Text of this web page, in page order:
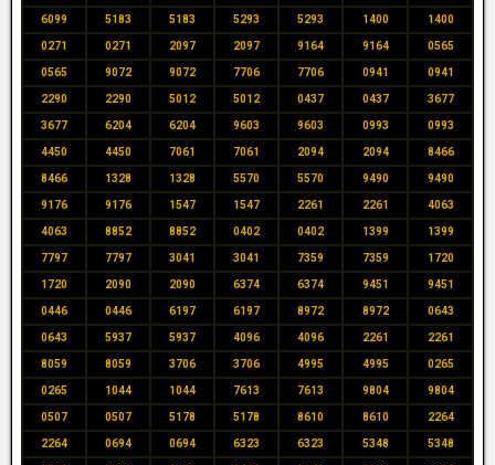
6099 5183 5183 5293 5293 1400 1400
0271 0271 2097 2097 9164 9164 0565
0565 9072 9072 7706 7706 0941 0941
2290 2290 5012 5012 0437 0437 3677
3677 6204 6204 9603 9603 0993 0993
4450 4450 7061 7061 2094 2094 8466
8466 1328 1328 5570 5570 9490 9490
9176 9176 1547 1547 2261 2261 4063
4063 8852 8852 0402 0402 1399 1399
7797 7797 3041 3041 7359 7359 1720
1720 2090 2090 6374 6374 9451 9451
0446 0446 6197 6197 8972 8972 0643
0643 5937 5937 4096 4096 2261 2261
8059 8059 3706 3706 4995 4995 0265
0265 1044 1044 7613 7613 9804 9804
0507 0507 5178 5178 8610 8610 2264
2264 0694 0694 6323 6323 5348 5348